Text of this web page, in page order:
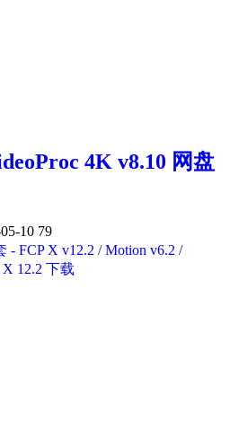
4K v8.10 网盘
10 79